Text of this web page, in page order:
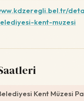
kent-muzesi
Kent Müzesi